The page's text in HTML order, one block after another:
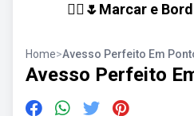
🧚‍♂️🌷Marcar e
Home>Avesso Perfeito Em
Avesso Perfeito